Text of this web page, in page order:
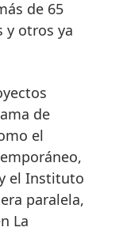
de 65
y otros ya
de
el
el Instituto
paralela,
La